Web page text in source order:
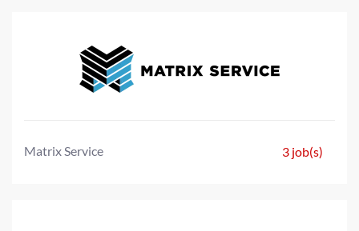
Matrix Service 3 job(s)